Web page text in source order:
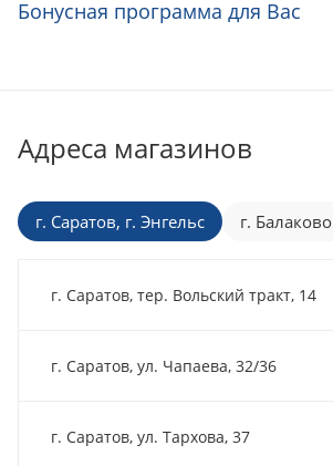
Бонусная программа для Вас
Адреса магазинов
г. Саратов, г. Энгельс г. Балаково
г. Саратов, тер. Вольский тракт, 14
г. Саратов, ул. Чапаева, 32/36
г. Саратов, ул. Тархова, 37